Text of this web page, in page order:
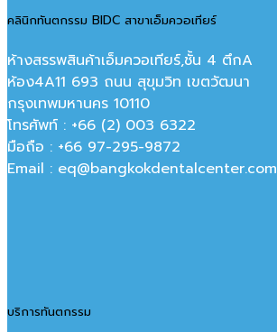
คลินิกทันตกรรม BIDC สาขาเอ็มควอเทียร์
ห้างสรรพสินค้าเอ็มควอเทียร์,ชั้น 4 ตึกA
ห้อง4A11 693 ถนน สุขุมวิท เขตวัฒนา
กรุงเทพมหานคร‎ 10110
โทรศัพท์ : +66 (2) 003 6322
มือถือ : +66 97-295-9872
Email : eq@bangkokdentalcenter.com
บริการทันตกรรม